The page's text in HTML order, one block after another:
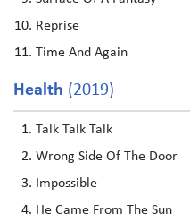
Reprise
Time And Again
Health (2019)
Talk Talk Talk
Wrong Side Of The Door
Impossible
He Came From The Sun